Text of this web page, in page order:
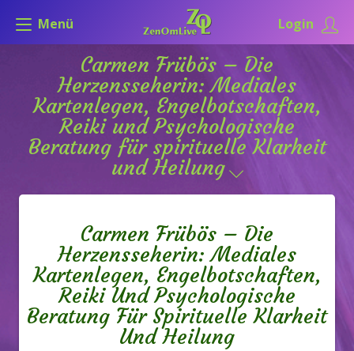
Menü Login
Carmen Frübös – Die
Herzensseherin: Mediales
Kartenlegen, Engelbotschaften,
Reiki und Psychologische
Beratung für spirituelle Klarheit
und Heilung
Carmen Frübös – Die
Herzensseherin: Mediales
Kartenlegen, Engelbotschaften,
Reiki Und Psychologische
Beratung Für Spirituelle Klarheit
Und Heilung